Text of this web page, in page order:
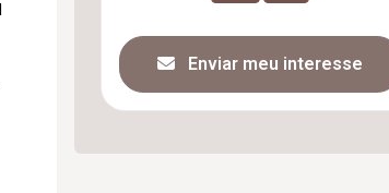
Enviar meu interesse